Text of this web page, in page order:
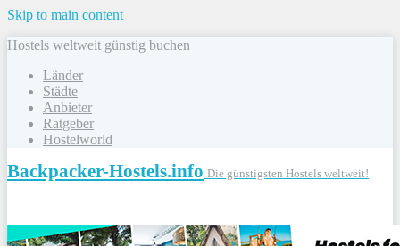
Skip to main content
Hostels weltweit günstig buchen
Länder
Städte
Anbieter
Ratgeber
Hostelworld
Backpacker-Hostels.info Die günstigsten Hostels weltweit!